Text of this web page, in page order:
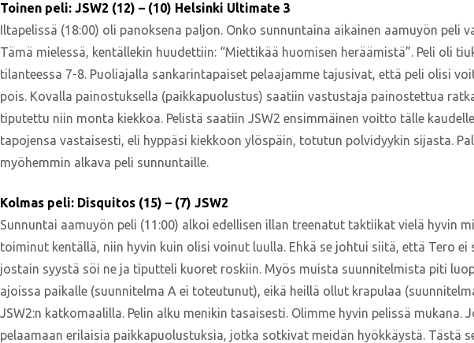
Toinen peli: JSW2 (12) – (10) Helsinki Ultimate 3
Iltapelissä (18:00) oli panoksena paljon. Onko sunnuntaina aikainen aamuyön peli
Tämä mielessä, kentällekin huudettiin: “Miettikää huomisen heräämistä”. Peli oli
tilanteessa 7-8. Puoliajalla sankarintapaiset pelaajamme tajusivat, että peli olisi
pois. Kovalla painostuksella (paikkapuolustus) saatiin vastustaja painostettua
tiputettu niin monta kiekkoa. Pelistä saatiin JSW2 ensimmäinen voitto tälle
tapojensa vastaisesti, eli hyppäsi kiekkoon ylöspäin, totutun polvidyykin sijasta.
myöhemmin alkava peli sunnuntaille.
Kolmas peli: Disquitos (15) – (7) JSW2
Sunnuntai aamuyön peli (11:00) alkoi edellisen illan treenatut taktiikat vielä hyvin
toiminut kentällä, niin hyvin kuin olisi voinut luulla. Ehkä se johtui siitä, että Tero ei
jostain syystä söi ne ja tiputteli kuoret roskiin. Myös muista suunnitelmista piti
ajoissa paikalle (suunnitelma A ei toteutunut), eikä heillä ollut krapulaa
JSW2:n katkomaalilla. Pelin alku menikin tasaisesti. Olimme hyvin pelissä mukana.
pelaamaan erilaisia paikkapuolustuksia, jotka sotkivat meidän hyökkäystä. Tästä